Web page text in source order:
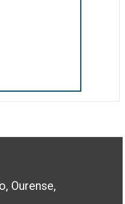
Ourense,